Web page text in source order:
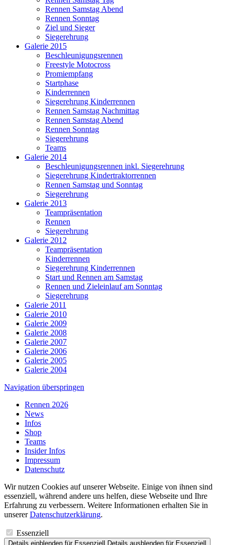
Rennen Samstag Abend
Rennen Sonntag
Ziel und Sieger
Siegerehrung
Galerie 2015
Beschleunigungsrennen
Freestyle Motocross
Promiempfang
Startphase
Kinderrennen
Siegerehrung Kinderrennen
Rennen Samstag Nachmittag
Rennen Samstag Abend
Rennen Sonntag
Siegerehrung
Teams
Galerie 2014
Beschleunigungsrennen inkl. Siegerehrung
Siegerehrung Kindertraktorrennen
Rennen Samstag und Sonntag
Siegerehrung
Galerie 2013
Teampräsentation
Rennen
Siegerehrung
Galerie 2012
Teampräsentation
Kinderrennen
Siegerehrung Kinderrennen
Start und Rennen am Samstag
Rennen und Zieleinlauf am Sonntag
Siegerehrung
Galerie 2011
Galerie 2010
Galerie 2009
Galerie 2008
Galerie 2007
Galerie 2006
Galerie 2005
Galerie 2004
Navigation überspringen
Rennen 2026
News
Infos
Shop
Teams
Insider Infos
Impressum
Datenschutz
Wir nutzen Cookies auf unserer Webseite. Einige von ihnen sind
essenziell, während andere uns helfen, diese Webseite und Ihre
Erfahrung zu verbessern. Weitere Informationen erhalten Sie in
unsererDatenschutzerklärung.
Essenziell
Details einblenden für Essenziell Details ausblenden für Essenziell